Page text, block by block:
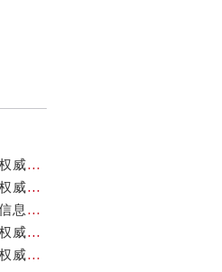
成都天梭官方售后服务中心｜最新维修地址与客服电话权威信息公示（2026年7月最新）
成都天梭官方售后服务中心｜全部网点地址与售后热线权威信息公示（2026年7月最新）
成都天梭官方售后服务中心｜最新电话和网点地址权威信息公示（2026年7月最新）
成都天梭官方售后服务中心｜官方地址及售后热线电话权威信息公示（2026年7月最新）
成都天梭官方售后服务中心｜官方电话及详细维修地址权威信息公示（2026年7月最新）